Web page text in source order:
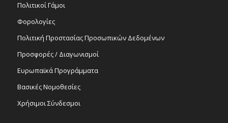
Πολιτικοί Γάμοι
Φορολογίες
Πολιτική Προστασίας Προσωπικών Δεδομένων
Προσφορές / Διαγωνισμοί
Ευρωπαϊκά Προγράμματα
Βασικές Νομοθεσίες
Χρήσιμοι Σύνδεσμοι